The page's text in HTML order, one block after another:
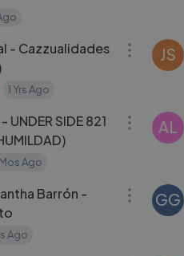
- Cazzualidades
1 Yrs Ago
JS
UNDER SIDE 821
Ago
AL
Barrón -
Ago
GG